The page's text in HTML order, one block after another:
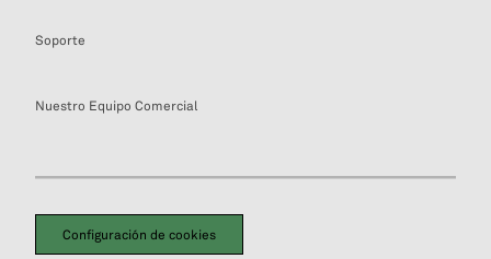
Soporte
Nuestro Equipo Comercial
Configuración de cookies